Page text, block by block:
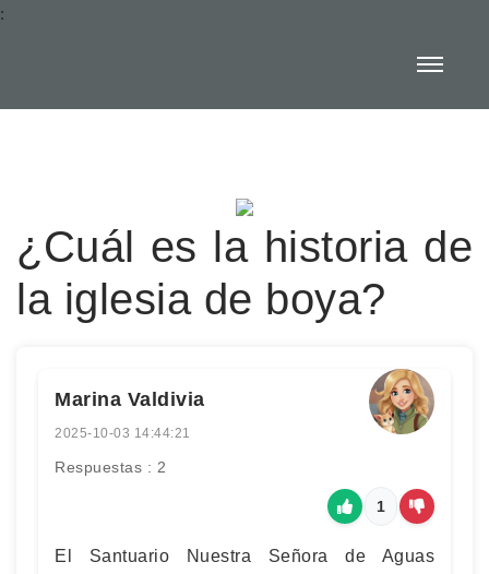
:
¿Cuál es la historia de
la iglesia de boya?
Marina Valdivia
2025-10-03 14:44:21
Respuestas : 2
1
El Santuario Nuestra Señora de Aguas